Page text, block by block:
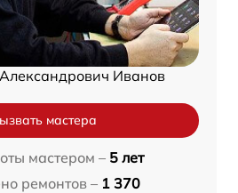
Иванов
мастера
мастером – 5 лет
ремонтов – 1 370